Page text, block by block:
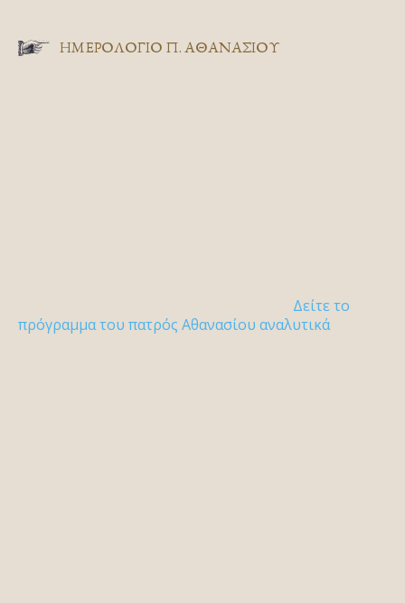
ΗΜΕΡΟΛΟΓΙΟ Π. ΑΘΑΝΑΣΙΟΥ
Δείτε το
πρόγραμμα του πατρός Αθανασίου αναλυτικά